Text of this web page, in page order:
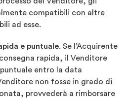
compatibili con altre
ad esse.
e puntuale. Se l’Acquirente
rapida, il Venditore
entro la data
non fosse in grado di
provvederà a rimborsare